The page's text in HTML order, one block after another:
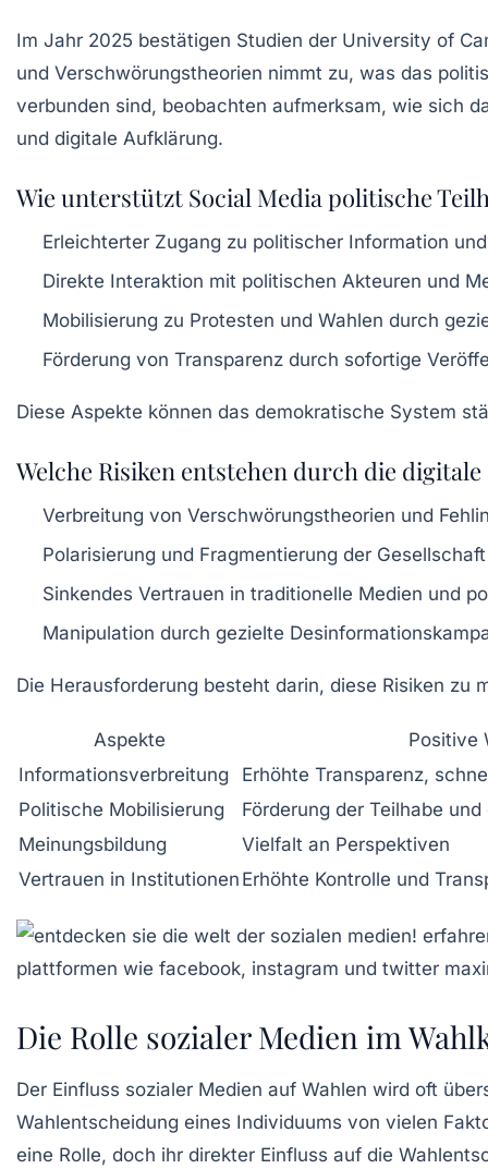
Im Jahr 2025 bestätigen Studien der University of
und Verschwörungstheorien nimmt zu, was das
verbunden sind, beobachten aufmerksam, wie sich
und digitale Aufklärung.
Wie unterstützt Social Media politische
Erleichterter Zugang zu politischer Information
Direkte Interaktion mit politischen Akteuren und
Mobilisierung zu Protesten und Wahlen durch
Förderung von Transparenz durch sofortige
Diese Aspekte können das demokratische System
Welche Risiken entstehen durch die
Verbreitung von Verschwörungstheorien und
Polarisierung und Fragmentierung der
Sinkendes Vertrauen in traditionelle Medien und
Manipulation durch gezielte
Die Herausforderung besteht darin, diese Risiken zu
Aspekte
Positive
Informationsverbreitung
Erhöhte Transparenz,
Politische Mobilisierung
Förderung der Teilhabe
Meinungsbildung
Vielfalt an Perspektiven
Vertrauen in Institutionen Erhöhte Kontrolle und
Die Rolle sozialer Medien im
Der Einfluss sozialer Medien auf Wahlen wird oft
Wahlentscheidung eines Individuums von vielen
eine Rolle, doch ihr direkter Einfluss auf die